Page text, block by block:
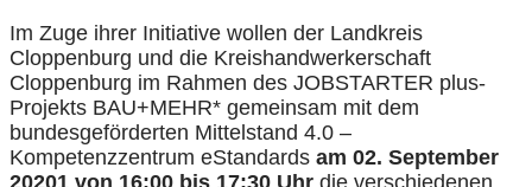
Im Zuge ihrer Initiative wollen der Landkreis
Cloppenburg und die Kreishandwerkerschaft
Cloppenburg im Rahmen des JOBSTARTER plus-
Projekts BAU+MEHR* gemeinsam mit dem
bundesgeförderten Mittelstand 4.0 –
Kompetenzzentrum eStandards am 02. September
20201 von 16:00 bis 17:30 Uhr die verschiedenen